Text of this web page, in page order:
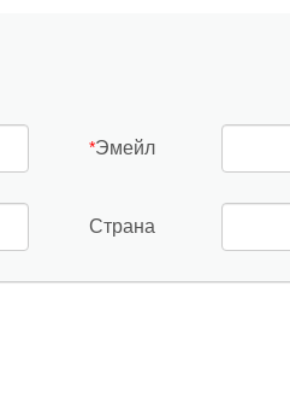
*Эмейл
Страна